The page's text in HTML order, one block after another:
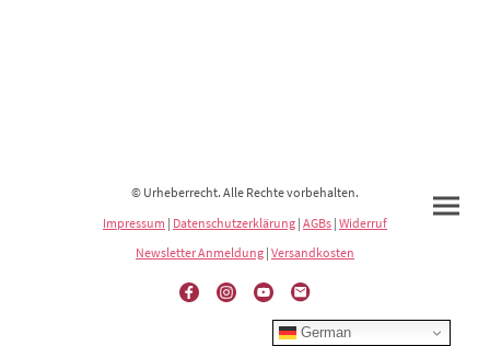
© Urheberrecht. Alle Rechte vorbehalten.
Impressum | Datenschutzerklärung | AGBs | Widerruf
Newsletter Anmeldung | Versandkosten
German